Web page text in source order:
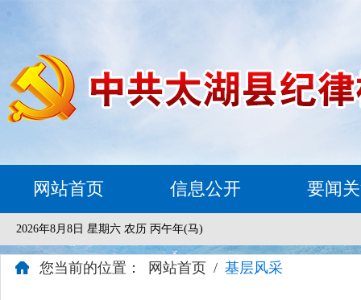
网站首页 信息公开 要闻
2026年8月8日 星期六 农历 丙午年(马)
您当前的位置： 网站首页 / 基层风采